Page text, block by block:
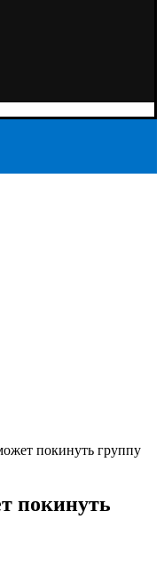
покинуть группу
покинуть